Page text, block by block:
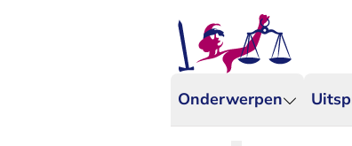
Onderwerpen